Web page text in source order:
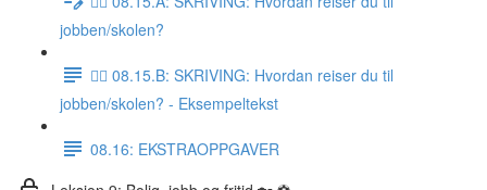
jobben/skolen?
✍🏼 08.15.B: SKRIVING: Hvordan reiser du til
jobben/skolen? - Eksempeltekst
08.16: EKSTRAOPPGAVER